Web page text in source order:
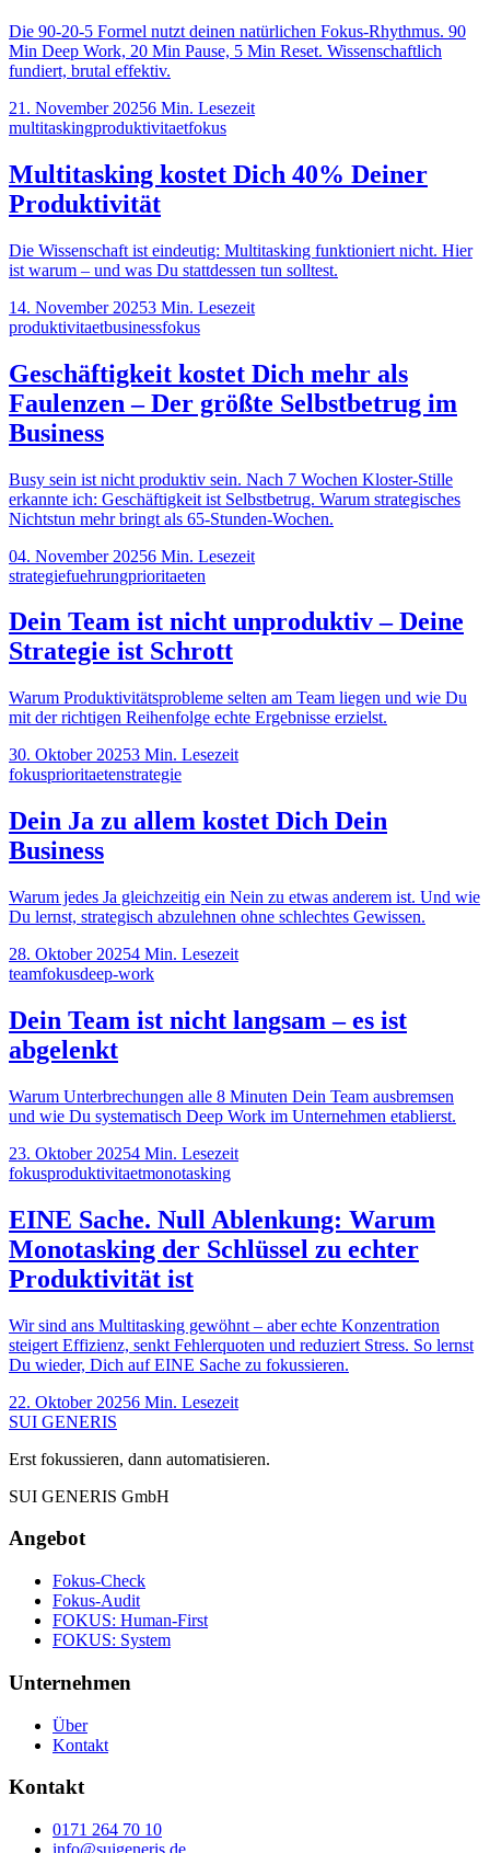
Die 90-20-5 Formel nutzt deinen natürlichen Fokus-Rhythmus. 90
Min Deep Work, 20 Min Pause, 5 Min Reset. Wissenschaftlich
fundiert, brutal effektiv.
21. November 20256 Min. Lesezeit
multitaskingproduktivitaetfokus
Multitasking kostet Dich 40% Deiner
Produktivität
Die Wissenschaft ist eindeutig: Multitasking funktioniert nicht. Hier
ist warum – und was Du stattdessen tun solltest.
14. November 20253 Min. Lesezeit
produktivitaetbusinessfokus
Geschäftigkeit kostet Dich mehr als
Faulenzen – Der größte Selbstbetrug im
Business
Busy sein ist nicht produktiv sein. Nach 7 Wochen Kloster-Stille
erkannte ich: Geschäftigkeit ist Selbstbetrug. Warum strategisches
Nichtstun mehr bringt als 65-Stunden-Wochen.
04. November 20256 Min. Lesezeit
strategiefuehrungprioritaeten
Dein Team ist nicht unproduktiv – Deine
Strategie ist Schrott
Warum Produktivitätsprobleme selten am Team liegen und wie Du
mit der richtigen Reihenfolge echte Ergebnisse erzielst.
30. Oktober 20253 Min. Lesezeit
fokusprioritaetenstrategie
Dein Ja zu allem kostet Dich Dein
Business
Warum jedes Ja gleichzeitig ein Nein zu etwas anderem ist. Und wie
Du lernst, strategisch abzulehnen ohne schlechtes Gewissen.
28. Oktober 20254 Min. Lesezeit
teamfokusdeep-work
Dein Team ist nicht langsam – es ist
abgelenkt
Warum Unterbrechungen alle 8 Minuten Dein Team ausbremsen
und wie Du systematisch Deep Work im Unternehmen etablierst.
23. Oktober 20254 Min. Lesezeit
fokusproduktivitaetmonotasking
EINE Sache. Null Ablenkung: Warum
Monotasking der Schlüssel zu echter
Produktivität ist
Wir sind ans Multitasking gewöhnt – aber echte Konzentration
steigert Effizienz, senkt Fehlerquoten und reduziert Stress. So lernst
Du wieder, Dich auf EINE Sache zu fokussieren.
22. Oktober 20256 Min. Lesezeit
SUI GENERIS
Erst fokussieren, dann automatisieren.
SUI GENERIS GmbH
Angebot
Fokus-Check
Fokus-Audit
FOKUS: Human-First
FOKUS: System
Unternehmen
Über
Kontakt
Kontakt
0171 264 70 10
info@suigeneris.de